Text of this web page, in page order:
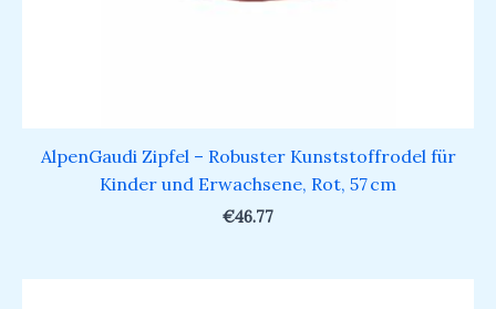
AlpenGaudi Zipfel – Robuster Kunststoffrodel für
Kinder und Erwachsene, Rot, 57 cm
€46.77